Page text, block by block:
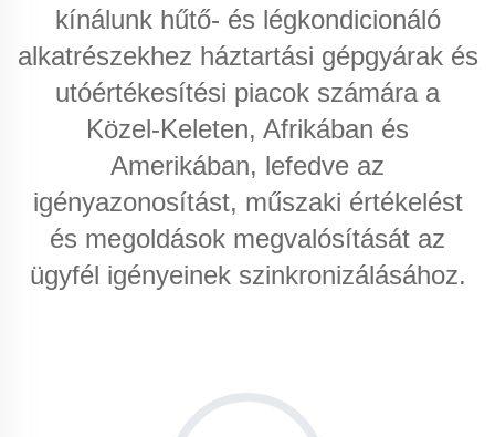
kínálunk hűtő- és légkondicionáló
alkatrészekhez háztartási gépgyárak és
utóértékesítési piacok számára a
Közel-Keleten, Afrikában és
Amerikában, lefedve az
igényazonosítást, műszaki értékelést
és megoldások megvalósítását az
ügyfél igényeinek szinkronizálásához.​